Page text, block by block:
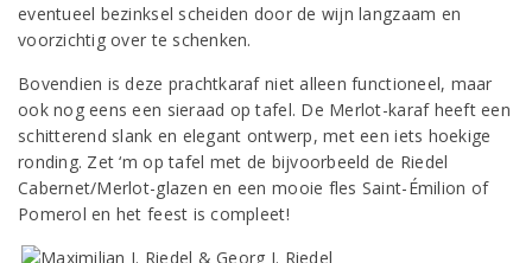
eventueel bezinksel scheiden door de wijn langzaam en
voorzichtig over te schenken.
Bovendien is deze prachtkaraf niet alleen functioneel, maar
ook nog eens een sieraad op tafel. De Merlot-karaf heeft een
schitterend slank en elegant ontwerp, met een iets hoekige
ronding. Zet ‘m op tafel met de bijvoorbeeld de Riedel
Cabernet/Merlot-glazen en een mooie fles Saint-Émilion of
Pomerol en het feest is compleet!